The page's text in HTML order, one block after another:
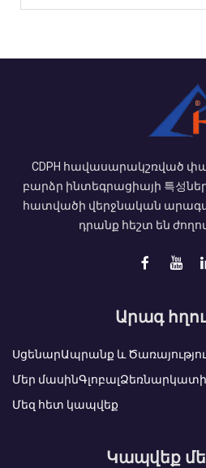
CDPH հավասարակշռված
բարձր ինտեգրացիայի 특성
հատվածի վերջնական
դրանք հեշտ են
Արագ
ՍցենարԱպրանք և
Մեր մասինԳլոբալ
Մեզ հետ կապվեք
Կապվեք